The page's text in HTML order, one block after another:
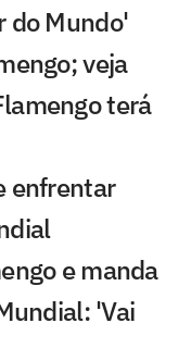
do Mundo'
veja
terá
enfrentar
e manda
'Vai